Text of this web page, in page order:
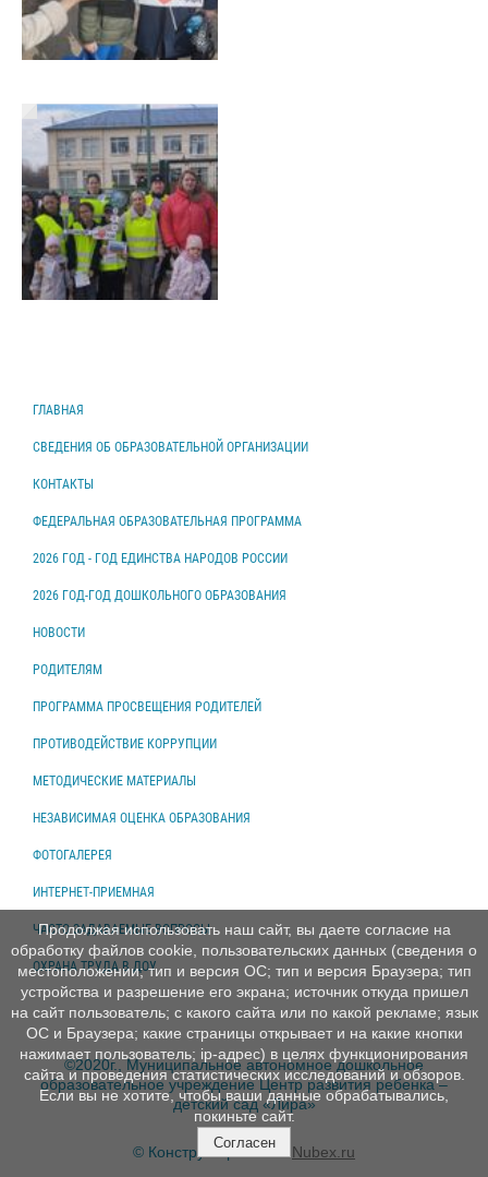
ГЛАВНАЯ
СВЕДЕНИЯ ОБ ОБРАЗОВАТЕЛЬНОЙ ОРГАНИЗАЦИИ
КОНТАКТЫ
ФЕДЕРАЛЬНАЯ ОБРАЗОВАТЕЛЬНАЯ ПРОГРАММА
2026 ГОД - ГОД ЕДИНСТВА НАРОДОВ РОССИИ
2026 ГОД-ГОД ДОШКОЛЬНОГО ОБРАЗОВАНИЯ
НОВОСТИ
РОДИТЕЛЯМ
ПРОГРАММА ПРОСВЕЩЕНИЯ РОДИТЕЛЕЙ
ПРОТИВОДЕЙСТВИЕ КОРРУПЦИИ
МЕТОДИЧЕСКИЕ МАТЕРИАЛЫ
НЕЗАВИСИМАЯ ОЦЕНКА ОБРАЗОВАНИЯ
ФОТОГАЛЕРЕЯ
ИНТЕРНЕТ-ПРИЕМНАЯ
ЧАСТО ЗАДАВАЕМЫЕ ВОПРОСЫ
ОХРАНА ТРУДА В ДОУ
©2020г., Муниципальное автономное дошкольное
образовательное учреждение Центр развития ребенка –
детский сад «Лира»
© Конструктор сайтовNubex.ru
Продолжая использовать наш сайт, вы даете согласие на
обработку файлов cookie, пользовательских данных (сведения о
местоположении; тип и версия ОС; тип и версия Браузера; тип
устройства и разрешение его экрана; источник откуда пришел
на сайт пользователь; с какого сайта или по какой рекламе; язык
ОС и Браузера; какие страницы открывает и на какие кнопки
нажимает пользователь; ip-адрес) в целях функционирования
сайта и проведения статистических исследований и обзоров.
Если вы не хотите, чтобы ваши данные обрабатывались,
покиньте сайт.
Согласен